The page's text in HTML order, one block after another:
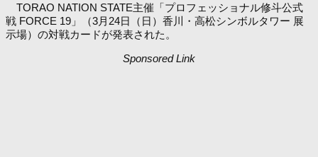
TORAO NATION STATE主催「プロフェッショナル修斗公式
戦 FORCE 19」（3月24日（日）香川・高松シンボルタワー 展
示場）の対戦カードが発表された。
Sponsored Link